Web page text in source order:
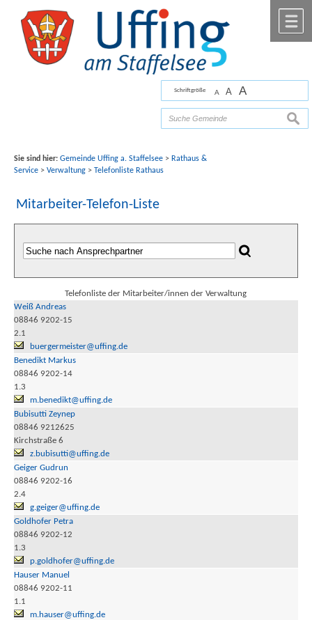
Schriftgröße A A A
Bilder mit freundlicher Unterstützung von FotografFlorian Werner
Sie sind hier: Gemeinde Uffing a. Staffelsee> Rathaus &
Service> Verwaltung> Telefonliste Rathaus
Mitarbeiter-Telefon-Liste
Telefonliste der Mitarbeiter/innen der Verwaltung
Weiß Andreas
08846 9202-15
2.1
buergermeister@uffing.de
Benedikt Markus
08846 9202-14
1.3
m.benedikt@uffing.de
Bubisutti Zeynep
08846 9212625
Kirchstraße 6
z.bubisutti@uffing.de
Geiger Gudrun
08846 9202-16
2.4
g.geiger@uffing.de
Goldhofer Petra
08846 9202-12
1.3
p.goldhofer@uffing.de
Hauser Manuel
08846 9202-11
1.1
m.hauser@uffing.de